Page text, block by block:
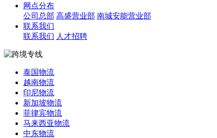
网点分布
公司总部 高盛营业部 南城安能营业部
联系我们
联系我们 人才招聘
泰国物流
越南物流
印尼物流
新加坡物流
菲律宾物流
马来西亚物流
中东物流